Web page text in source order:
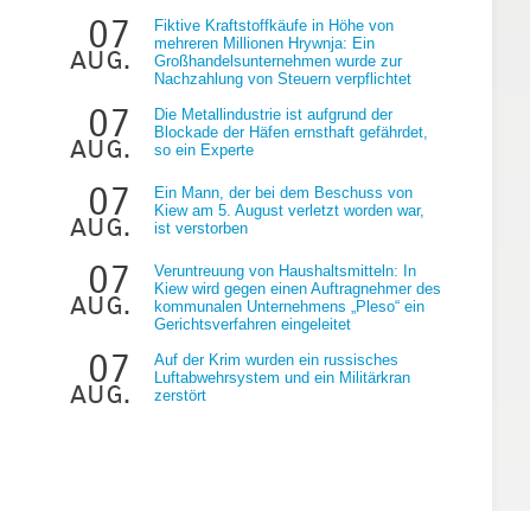
07
aug.
Fiktive Kraftstoffkäufe in Höhe von
mehreren Millionen Hrywnja: Ein
Großhandelsunternehmen wurde zur
Nachzahlung von Steuern verpflichtet
07
aug.
Die Metallindustrie ist aufgrund der
Blockade der Häfen ernsthaft gefährdet,
so ein Experte
07
aug.
Ein Mann, der bei dem Beschuss von
Kiew am 5. August verletzt worden war,
ist verstorben
07
aug.
Veruntreuung von Haushaltsmitteln: In
Kiew wird gegen einen Auftragnehmer des
kommunalen Unternehmens „Pleso“ ein
Gerichtsverfahren eingeleitet
07
aug.
Auf der Krim wurden ein russisches
Luftabwehrsystem und ein Militärkran
zerstört